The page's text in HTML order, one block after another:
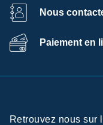
Nous
Paiement en
Retrouvez nous sur